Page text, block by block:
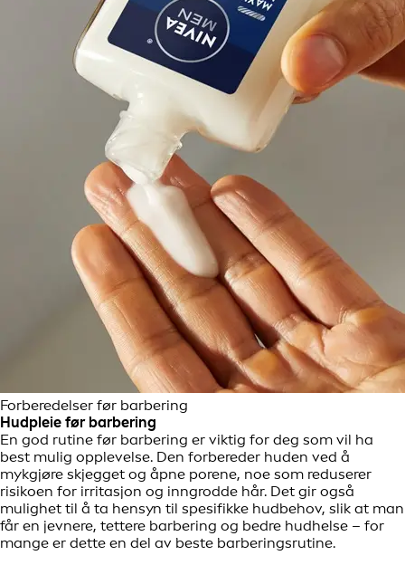
Forberedelser før barbering
Hudpleie før barbering
En god rutine før barbering er viktig for deg som vil ha
best mulig opplevelse. Den forbereder huden ved å
mykgjøre skjegget og åpne porene, noe som reduserer
risikoen for irritasjon og inngrodde hår. Det gir også
mulighet til å ta hensyn til spesifikke hudbehov, slik at man
får en jevnere, tettere barbering og bedre hudhelse – for
mange er dette en del av beste barberingsrutine.